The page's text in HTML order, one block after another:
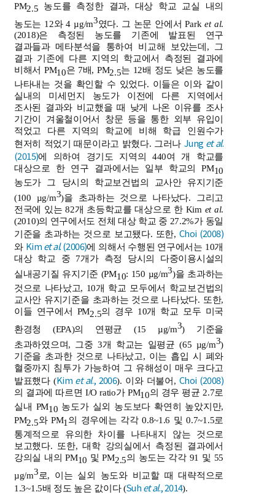
PM2.5 농도를 측정한 결과, 대상 학교 교실 내의
농도는 12와 4 µg/m3였다. 그 논문 안에서 Parket al.
(2018)은 측정된 농도를 기존에 발표된 연구
결과들과 메타분석을 통하여 비교해 보았는데, 그
결과 기존에 다른 지역의 학교에서 측정된 결과에
비해서 PM10은 7배, PM2.5는 12배 정도 낮은 농도를
나타내는 것을 확인할 수 있었다. 이들은 이와 같이
실내의 미세먼지 농도가 이전에 다른 지역에서
조사된 결과와 비교했을 때 낮게 나온 이유를 조사
기간이 겨울철이어서 창문 등을 통한 외부 유입이
적었고 다른 지역의 학교에 비해 학급 인원수가
현저히 적었기 때문이라고 밝혔다. 그러나 Jung et al.
(2015)에 의하여 경기도 지역의 440여 개 학교를
대상으로 한 연구 결과에서는 일부 학교의 PM10
농도가 그 당시의 학교보건법의 교사안 유지기준
(100 µg/m3)을 초과하는 것으로 나타났다. 그리고
전국에 있는 82개 초등학교를 대상으로 한 Kim et al.
(2010)의 연구에서도 전체 대상 학교 중 27.2%가 동일
기준을 초과하는 것으로 보고됐다. 또한, Choi (2008)
와 Kimet al. (2006)에 의해서 수행된 연구에서는 10개
대상 학교 중 7개가 측정 당시의 다중이용시설의
실내공기질 유지기준 (PM10: 150 µg/m3)을 초과하는
것으로 나타났고, 10개 학교 모두에서 학교보건법의
교사안 유지기준을 초과하는 것으로 나타났다. 또한,
이들 연구에서 PM2.5의 경우 10개 학교 모두 미국
환경청 (EPA)의 연평균 (15 µg/m3) 기준을
초과하였으며, 그중 3개 학교는 일평균 (65 µg/m3)
기준을 초과한 것으로 나타났고, 이는 흡입 시 폐와
혈중까지 침투가 가능하여 그 유해성이 매우 크다고
발표했다 (Kim et al., 2006). 이와 더불어, Choi (2008)
의 결과에 따르면 I/O ratio가 PM10의 경우 평균 2.7로
실내 PM10 농도가 실외 농도보다 확연히 높았지만,
PM2.5와 PM1의 경우에는 각각 0.8~1.6 및 0.7~1.5로
통계적으로 유의한 차이를 나타내지 않는 것으로
보고했다. 또한, 대학 강의실에서 측정된 결과에서
강의실 내의 PM10 및 PM2.5의 농도는 각각 91 및 55
µg/m3로, 이는 실외 농도와 비교할 때 대략적으로
1.3~1.5배 정도 높은 값이다 (Suhet al., 2014).